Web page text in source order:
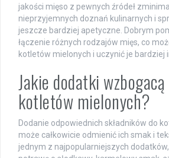
jakości mięso z pewnych źródeł
nieprzyjemnych doznań kulinarnych i
jeszcze bardziej apetyczne. Dobrym
łączenie różnych rodzajów mięs, co
kotletów mielonych i uczynić je bardziej
Jakie dodatki
kotletów mielonych?
Dodanie odpowiednich składników do
może całkowicie odmienić ich smak i
jednym z najpopularniejszych